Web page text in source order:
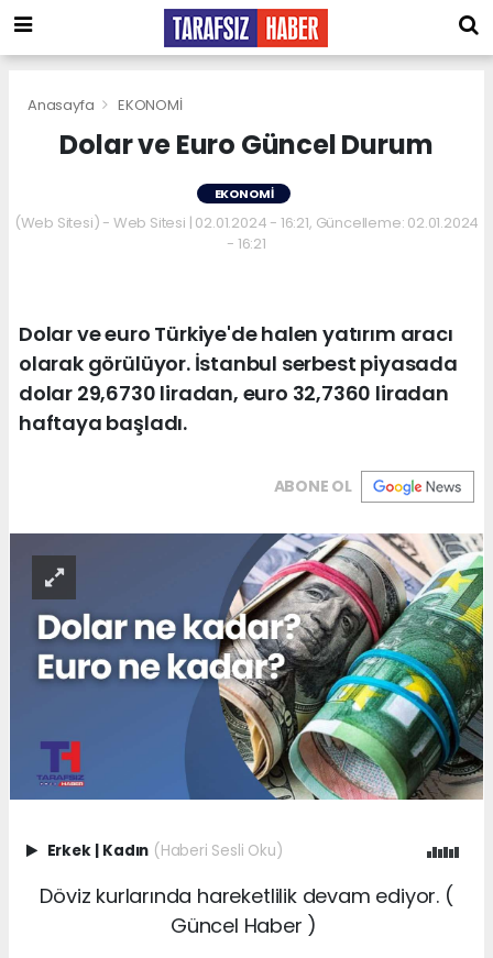
Anasayfa EKONOMİ
Dolar ve Euro Güncel Durum
EKONOMİ
(Web Sitesi) - Web Sitesi | 02.01.2024 - 16:21, Güncelleme: 02.01.2024
- 16:21
Dolar ve euro Türkiye'de halen yatırım aracı
olarak görülüyor. İstanbul serbest piyasada
dolar 29,6730 liradan, euro 32,7360 liradan
haftaya başladı.
ABONE OL
Erkek | Kadın (Haberi Sesli Oku)
Döviz kurlarında hareketlilik devam ediyor. (
Güncel Haber )